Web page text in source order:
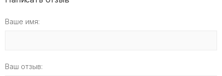
Ваше имя:
Ваш отзыв: